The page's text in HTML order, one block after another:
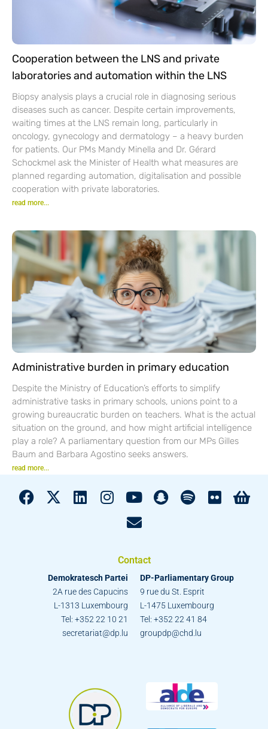
Cooperation between the LNS and private
laboratories and automation within the LNS
Biopsy analysis plays a crucial role in diagnosing serious
diseases such as cancer. Despite certain improvements,
waiting times at the LNS remain long, particularly in
oncology, gynecology and dermatology – a heavy burden
for patients. Our PMs Mandy Minella and Dr. Gérard
Schockmel ask the Minister of Health what measures are
planned regarding automation, digitalisation and possible
cooperation with private laboratories.
read more...
Administrative burden in primary education
Despite the Ministry of Education’s efforts to simplify
administrative tasks in primary schools, unions point to a
growing bureaucratic burden on teachers. What is the actual
situation on the ground, and how might artificial intelligence
play a role? A parliamentary question from our MPs Gilles
Baum and Barbara Agostino seeks answers.
read more...
Contact
Demokratesch Partei
2A rue des Capucins
L-1313 Luxembourg
Tel: +352 22 10 21
secretariat@dp.lu
DP-Parliamentary Group
9 rue du St. Esprit
L-1475 Luxembourg
Tel: +352 22 41 84
groupdp@chd.lu